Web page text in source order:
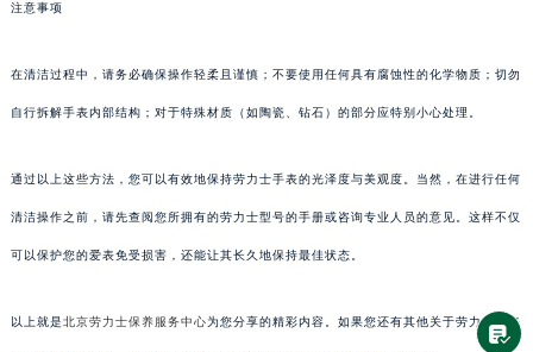
注意事项
在清洁过程中，请务必确保操作轻柔且谨慎；不要使用任何具有腐蚀性的化学物质；切勿
自行拆解手表内部结构；对于特殊材质（如陶瓷、钻石）的部分应特别小心处理。
通过以上这些方法，您可以有效地保持劳力士手表的光泽度与美观度。当然，在进行任何
清洁操作之前，请先查阅您所拥有的劳力士型号的手册或咨询专业人员的意见。这样不仅
可以保护您的爱表免受损害，还能让其长久地保持最佳状态。
以上就是北京劳力士保养服务中心为您分享的精彩内容。如果您还有其他关于劳力士手表